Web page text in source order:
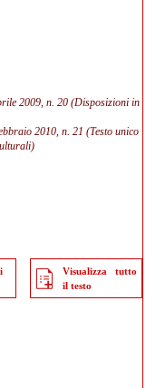
2009, n. 20 (Disposizioni in
2010, n. 21 (Testo unico
Visualizza tutto
il testo